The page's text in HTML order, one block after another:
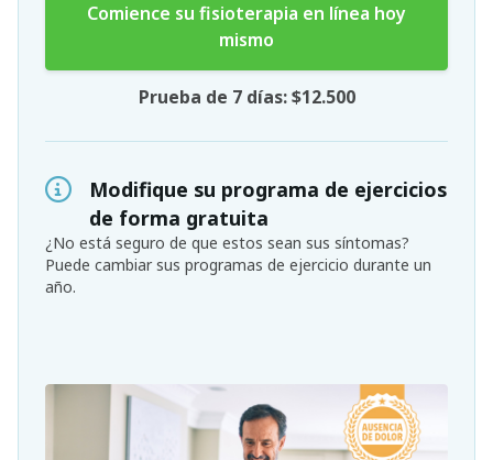
Comience su fisioterapia en línea hoy
mismo
Prueba de 7 días: $12.500
Modifique su programa de ejercicios
de forma gratuita
¿No está seguro de que estos sean sus síntomas?
Puede cambiar sus programas de ejercicio durante un
año.